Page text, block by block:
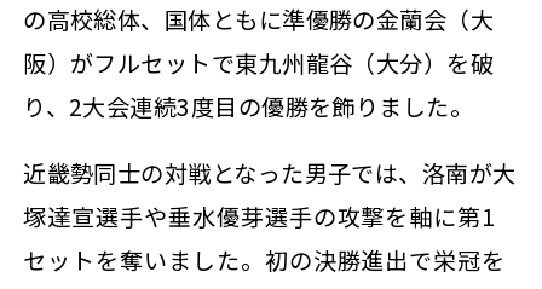
の高校総体、国体ともに準優勝の金蘭会（大
阪）がフルセットで東九州龍谷（大分）を破
り、2大会連続3度目の優勝を飾りました。
近畿勢同士の対戦となった男子では、 洛南が大
塚達宣選手や垂水優芽選手の攻撃を軸に第1
セットを奪いました。初の決勝進出で栄冠を